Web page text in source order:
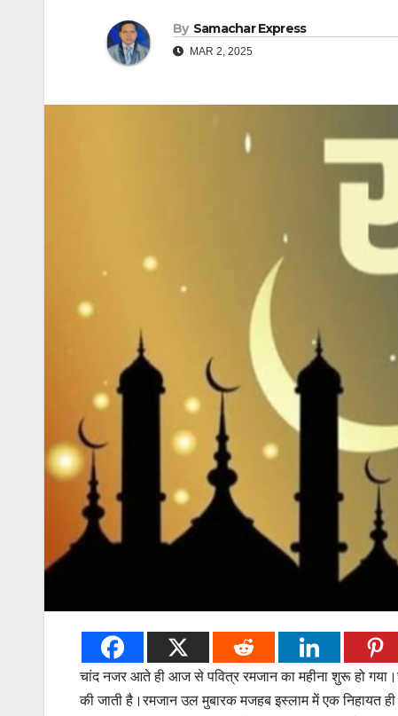
By Samachar Express
MAR 2, 2025
चांद नजर आते ही आज से पवित्र रमजान का महीना शुरू हो
की जाती है।रमजान उल मुबारक मजहब इस्लाम में एक निहायत